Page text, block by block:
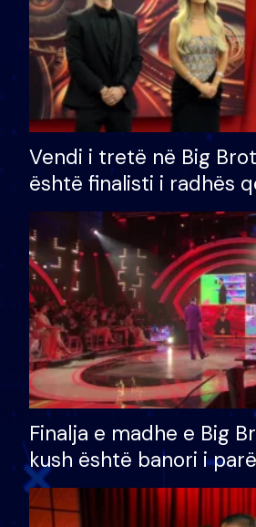
Vendi i tretë në Big
është finalisti i radhës
Finalja e madhe e Big
kush është banori i
shtëpinë dhe humb
të fituar çmimin e